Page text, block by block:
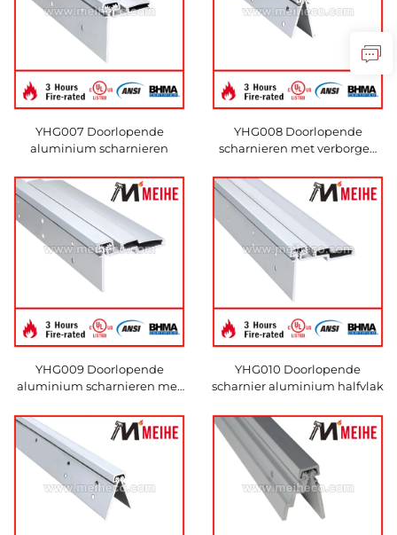
YHG007 Doorlopende
aluminium scharnieren
YHG008 Doorlopende
scharnieren met verborgen
toepassingen
YHG009 Doorlopende
aluminium scharnieren met
YHG010 Doorlopende
scharnier aluminium halfvlak